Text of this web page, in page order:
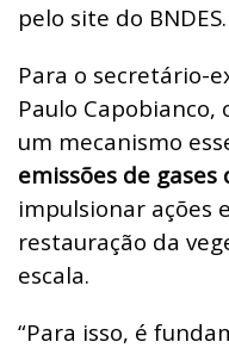
pelo site do BNDES.
Para o secretário-
Paulo Capobianco,
um mecanismo
emissões de
impulsionar ações
restauração da
escala.
“Para isso, é